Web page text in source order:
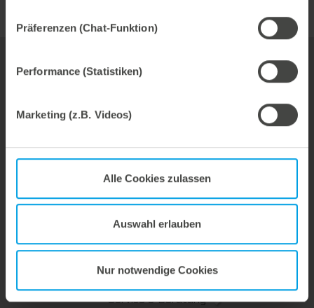
Präferenzen (Chat-Funktion)
Performance (Statistiken)
Marketing (z.B. Videos)
Alle Cookies zulassen
Auswahl erlauben
Nur notwendige Cookies
Verkaufsleiter
Telefon: +49 7131 918-367
joerg.bauer@marbach.com
Werkzeuge
Service & Beratung